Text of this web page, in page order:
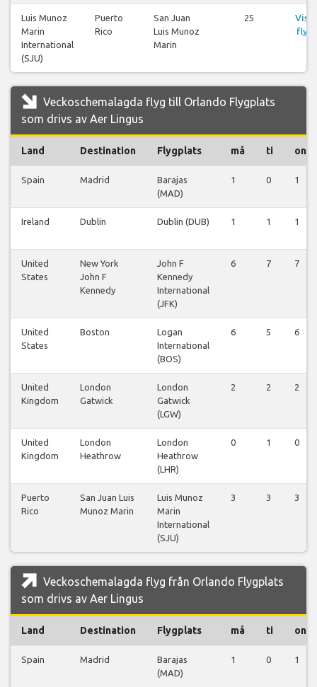
Luis Munoz
Marin
International
(SJU)
Puerto
Rico
San Juan
Luis Munoz
Marin
25
Visa
flyg
Veckoschemalagda flyg till Orlando Flygplats
som drivs av Aer Lingus
Land Destination Flygplats må ti on
Spain Madrid
Barajas
(MAD)
1 0 1
Ireland Dublin Dublin (DUB) 1 1 1
United
States
New York
John F
Kennedy
John F
Kennedy
International
(JFK)
6 7 7
United
States
Boston
Logan
International
(BOS)
6 5 6
United
Kingdom
London
Gatwick
London
Gatwick
(LGW)
2 2 2
United
Kingdom
London
Heathrow
London
Heathrow
(LHR)
0 1 0
Puerto
Rico
San Juan Luis
Munoz Marin
Luis Munoz
Marin
International
(SJU)
3 3 3
Veckoschemalagda flyg från Orlando Flygplats
som drivs av Aer Lingus
Land Destination Flygplats må ti on
Spain Madrid
Barajas
(MAD)
1 0 1